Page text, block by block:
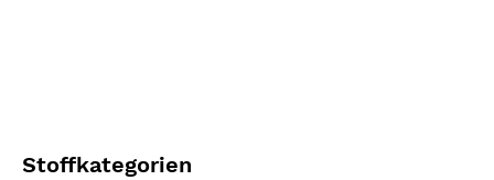
Stoffkategorien